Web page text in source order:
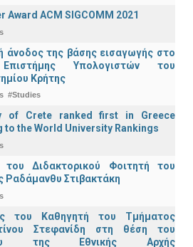
Award ACM SIGCOMM 2021
άνοδος της βάσης εισαγωγής στο
Υπολογιστών του
Κρήτης
#Studies
of Crete ranked first in Greece
to the World University Rankings
του Διδακτορικού Φοιτητή του
Ραδάμανθυ Στιβακτάκη
του Καθηγητή του Τμήματος
Στεφανίδη στη θέση του
της Εθνικής Αρχής